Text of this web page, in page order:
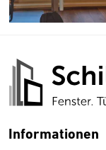
Informationen